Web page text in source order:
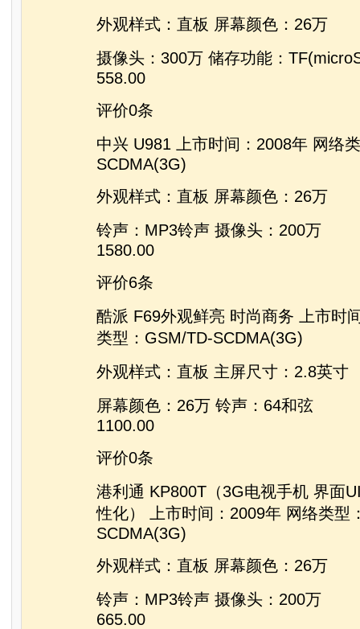
外观样式：直板 屏幕颜色：26万
摄像头：300万 储存功能：
558.00
评价0条
中兴 U981 上市时间：2008年 网络
SCDMA(3G)
外观样式：直板 屏幕颜色：26万
铃声：MP3铃声 摄像头：200万
1580.00
评价6条
酷派 F69外观鲜亮 时尚商务 上市时
类型：GSM/TD-SCDMA(3G)
外观样式：直板 主屏尺寸：2.8英寸
屏幕颜色：26万 铃声：64和弦
1100.00
评价0条
港利通 KP800T（3G电视手机 界面
性化） 上市时间：2009年 网络类型
SCDMA(3G)
外观样式：直板 屏幕颜色：26万
铃声：MP3铃声 摄像头：200万
665.00